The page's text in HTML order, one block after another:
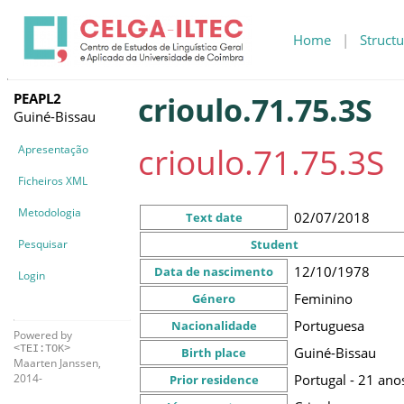
Home |
PEAPL2
Guiné-Bissau
Apresentação
Ficheiros XML
Metodologia
Pesquisar
Login
Powered by
<TEI:TOK>
Maarten Janssen,
2014-
crioulo.71.75.3S
crioulo.71.75.3S
Text date 02/07/2018
Student
Data de nascimento
12/10/1978
Género Feminino
Nacionalidade Portuguesa
Birth place Guiné-Bissau
Prior residence Portugal - 21